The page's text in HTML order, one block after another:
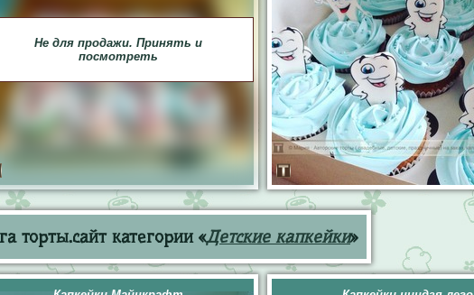
Не для продажи. Принять и
посмотреть
торты.сайт категории «Детские капкейки»